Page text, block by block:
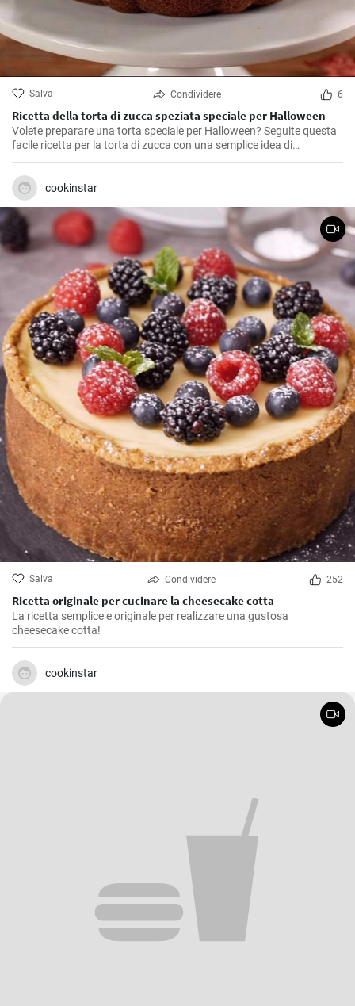
Salva Condividere 6
Ricetta della torta di zucca speziata speciale per Halloween
Volete preparare una torta speciale per Halloween? Seguite questa
facile ricetta per la torta di zucca con una semplice idea di
decorazione per realizzare un dessert di grande effetto!
cookinstar
Salva Condividere 252
Ricetta originale per cucinare la cheesecake cotta
La ricetta semplice e originale per realizzare una gustosa
cheesecake cotta!
cookinstar